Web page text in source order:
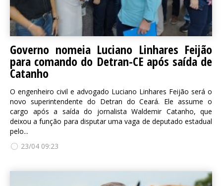
Governo nomeia Luciano Linhares Feijão
para comando do Detran-CE após saída de
Catanho
O engenheiro civil e advogado Luciano Linhares Feijão será o
novo superintendente do Detran do Ceará. Ele assume o
cargo após a saída do jornalista Waldemir Catanho, que
deixou a função para disputar uma vaga de deputado estadual
pelo...
23/04 09:23